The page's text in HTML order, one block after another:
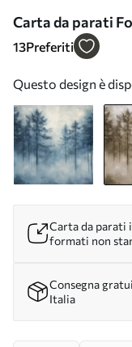
Carta da parati
pittura acrilica,
13Preferiti
Questo design è
Carta da parati
formati non
Consegna
Italia